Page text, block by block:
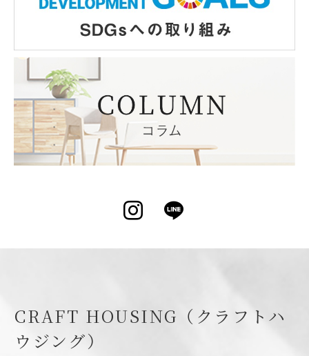
Instagram
CRAFT HOUSING（クラフトハ
ウジング）